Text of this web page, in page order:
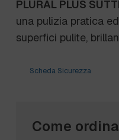
PLURAL PLUS
una pulizia pratica
superfici pulite,
Scheda Sicurezza
Come